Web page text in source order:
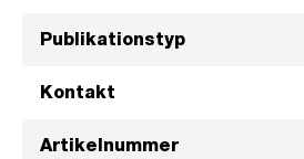
Publikationstyp
Kontakt
Artikelnummer